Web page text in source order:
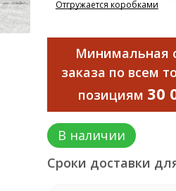
Отгружается коробками
Минимальная
заказа по всем
позициям 30
В наличии
Сроки доставки